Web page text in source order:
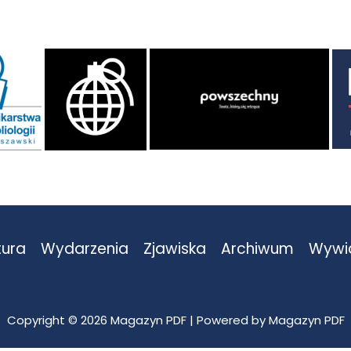
Wydarzenia Zjawiska Archiwum
Copyright © 2026 Magazyn PDF | Powered by Magazyn PDF